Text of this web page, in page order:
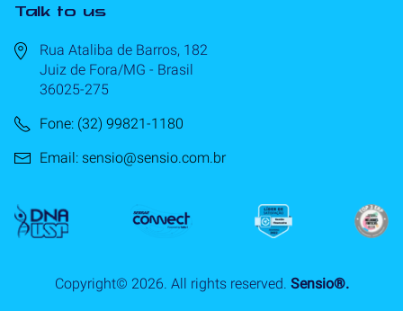
Talk to us
Rua Ataliba de Barros, 182
Juiz de Fora/MG - Brasil
36025-275
Fone: (32) 99821-1180
Email: sensio@sensio.com.br
Copyright© 2026. All rights reserved. Sensio®.